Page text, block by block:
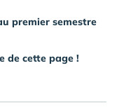
premier semestre
de cette page !